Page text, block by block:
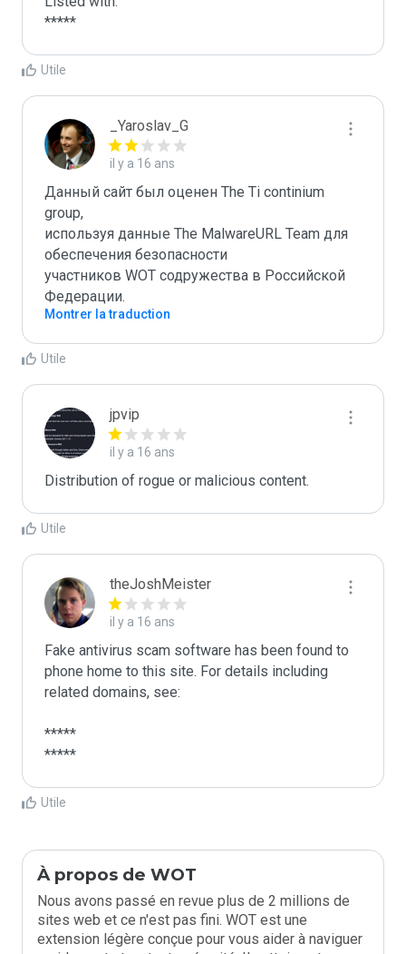
*****
Utile
_Yaroslav_G
il y a 16 ans
Данный сайт был оценен The Ti continium
group,
используя данные The MalwareURL Team для
обеспечения безопасности
участников WOT содружества в Российской
Федерации.
Montrer la traduction
Utile
jpvip
il y a 16 ans
Distribution of rogue or malicious content.
Utile
theJoshMeister
il y a 16 ans
Fake antivirus scam software has been found to
phone home to this site. For details including
related domains, see:
*****
*****
Utile
À propos de WOT
Nous avons passé en revue plus de 2 millions de
sites web et ce n'est pas fini. WOT est une
extension légère conçue pour vous aider à naviguer